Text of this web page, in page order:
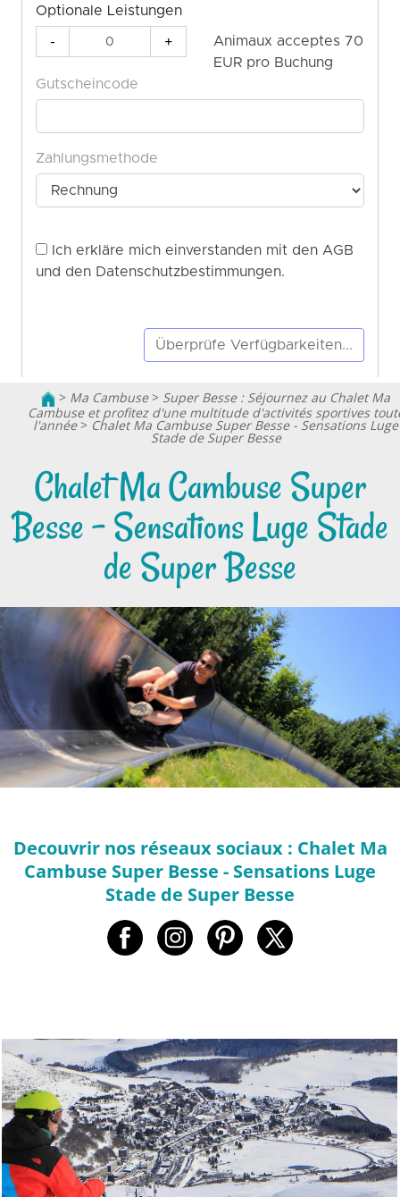
> Ma Cambuse> Super Besse : Séjournez au Chalet Ma
Cambuse et profitez d'une multitude d'activités sportives
l'année> Chalet Ma Cambuse Super Besse - Sensations Luge
Stade de Super Besse
Chalet Ma Cambuse Super
Besse - Sensations Luge Stade
de Super Besse
Decouvrir nos réseaux sociaux : Chalet Ma
Cambuse Super Besse - Sensations Luge
Stade de Super Besse